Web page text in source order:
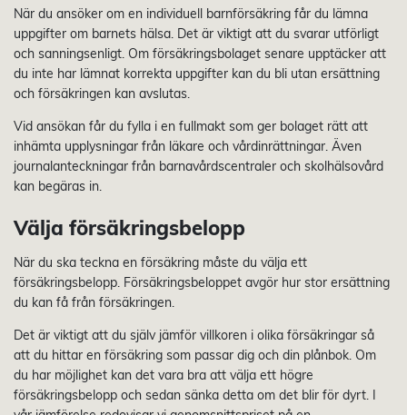
När du ansöker om en individuell barnförsäkring får du lämna
uppgifter om barnets hälsa. Det är viktigt att du svarar utförligt
och sanningsenligt. Om försäkringsbolaget senare upptäcker att
du inte har lämnat korrekta uppgifter kan du bli utan ersättning
och försäkringen kan avslutas.
Vid ansökan får du fylla i en fullmakt som ger bolaget rätt att
inhämta upplysningar från läkare och vårdinrättningar. Även
journalanteckningar från barnavårdscentraler och skolhälsovård
kan begäras in.
Välja försäkringsbelopp
När du ska teckna en försäkring måste du välja ett
försäkringsbelopp. Försäkringsbeloppet avgör hur stor ersättning
du kan få från försäkringen.
Det är viktigt att du själv jämför villkoren i olika försäkringar så
att du hittar en försäkring som passar dig och din plånbok. Om
du har möjlighet kan det vara bra att välja ett högre
försäkringsbelopp och sedan sänka detta om det blir för dyrt. I